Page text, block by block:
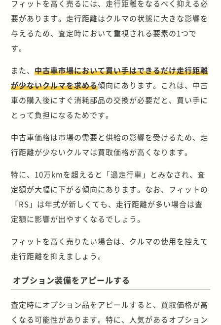
フィットを高く売るには、走行距離をなるべく抑える必
要があります。走行距離はクルマの状態に大きな影響を
与えるため、査定時において重視される要素の1つで
す。
また、中古車市場において買い手はできるだけ走行距離
が少ないクルマを求める傾向にあります。これは、中古
車の購入後にすぐ消耗部品の交換が必要だと、買い手に
とって負担になるためです。
中古車価格は市場の需要と供給の影響を受けるため、走
行距離が少ないクルマは買取価格が高くなります。
特に、10万kmを超えると「過走行車」とみなされ、査
定額が大幅に下がる傾向にあります。なお、フィットの
「RS」は年式が新しくても、走行距離が多い場合は査
定額に影響が出やすくなるでしょう。
フィットを高く売りたい場合は、クルマの使用を控えて
走行距離を抑えましょう。
オプション装備をアピールする
査定時にオプション品をアピールすると、買取価格が高
くなる可能性があります。特に、人気があるオプション